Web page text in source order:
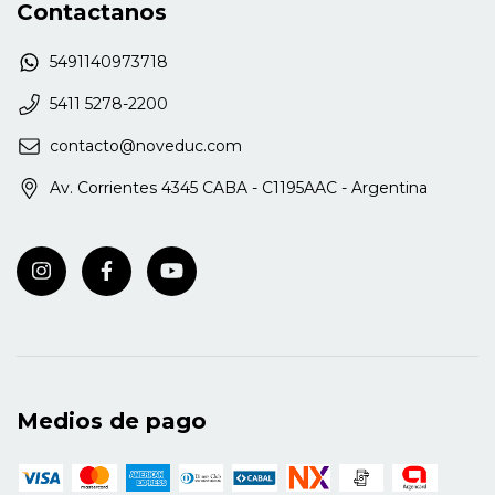
Contactanos
5491140973718
5411 5278-2200
contacto@noveduc.com
Av. Corrientes 4345 CABA - C1195AAC - Argentina
Medios de pago